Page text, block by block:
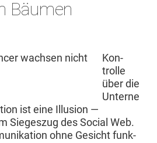
Bäumen
Kon­
trolle
über die
Unterne
ist eine Illu­sion —
Siegeszug des Social Web.
ohne Gesicht funk­